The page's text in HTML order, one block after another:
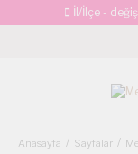
İl/İlçe -
Anasayfa Sayfalar